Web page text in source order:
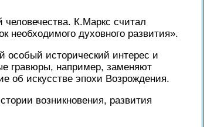
К.Маркс считал
духовного развития».
особый исторический интерес и
гравюры, например, заменяют
об искусстве эпохи Возрождения.
возникновения, развития